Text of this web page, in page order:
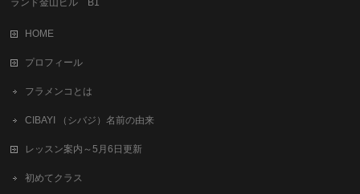
ランド金山ビル B1
HOME
プロフィール
フラメンコとは
CIBAYI （シバジ）名前の由来
レッスン案内～5月6日更新
初めてクラス